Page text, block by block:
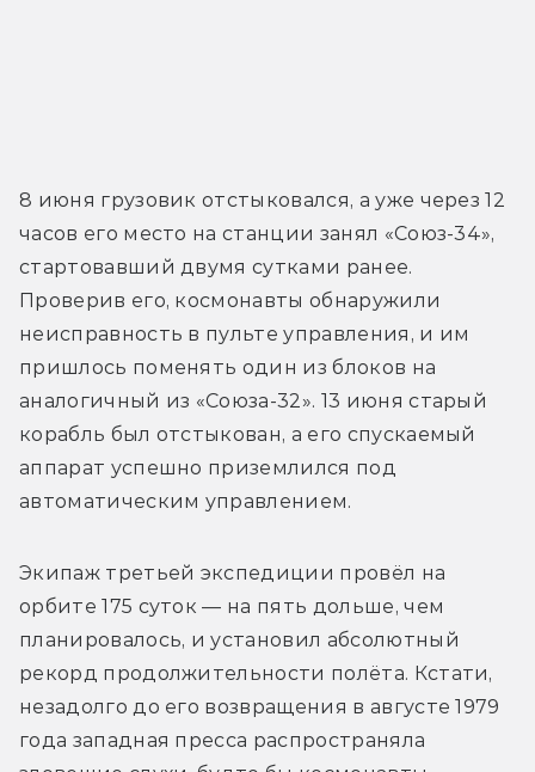
8 июня грузовик отстыковался, а уже через 12
часов его место на станции занял «Союз-34»,
стартовавший двумя сутками ранее.
Проверив его, космонавты обнаружили
неисправность в пульте управления, и им
пришлось поменять один из блоков на
аналогичный из «Союза-32». 13 июня старый
корабль был отстыкован, а его спускаемый
аппарат успешно приземлился под
автоматическим управлением.
Экипаж третьей экспедиции провёл на
орбите 175 суток — на пять дольше, чем
планировалось, и установил абсолютный
рекорд продолжительности полёта. Кстати,
незадолго до его возвращения в августе 1979
года западная пресса распространяла